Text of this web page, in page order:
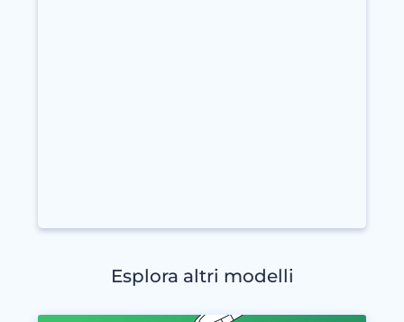
Esplora altri modelli